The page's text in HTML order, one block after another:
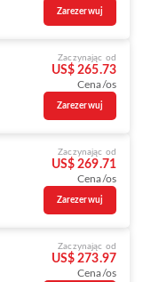
Zarezerwuj
Zaczynając od
US$ 265.73
Cena/os
Zarezerwuj
Zaczynając od
US$ 269.71
Cena/os
Zarezerwuj
Zaczynając od
US$ 273.97
Cena/os